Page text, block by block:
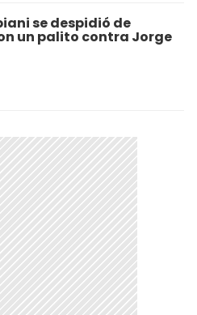
se despidió de
un palito contra Jorge